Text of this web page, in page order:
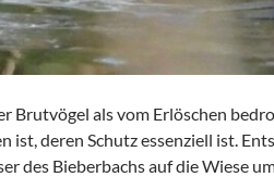
Brutvögel als vom Erlöschen
ist, deren Schutz essenziell ist.
des Bieberbachs auf die Wiese